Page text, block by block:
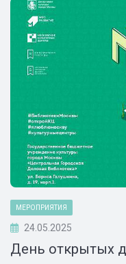
МЕРОПРИЯТИЯ
24.05.2025
День открытых